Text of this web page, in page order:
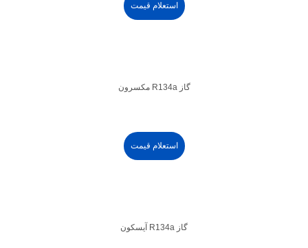
استعلام قیمت
گاز R134a مکسرون
استعلام قیمت
گاز R134a آیسکون